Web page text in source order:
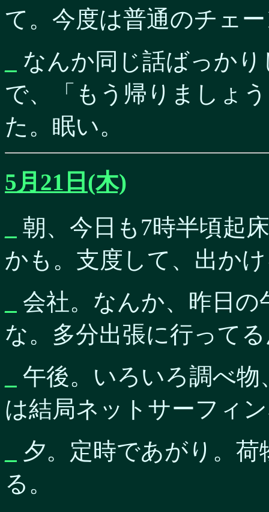
て。今度は普通のチェ
なんか同じ話ばっか
で、「もう帰りましょ
た。眠い。
5月21日(木)
朝、今日も7時半頃起
かも。支度して、出か
会社。なんか、昨日
な。多分出張に行って
午後。いろいろ調べ
は結局ネットサーフィ
夕。定時であがり。
る。